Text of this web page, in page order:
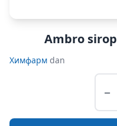
Ambro
Химфарм dan
−